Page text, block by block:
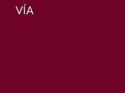
VÍA